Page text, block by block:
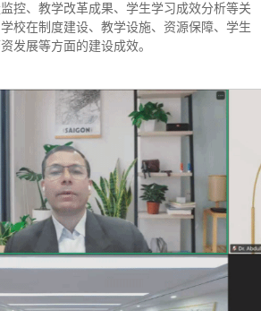
控、教学改革成果、学生学习成效分析等关
校在制度建设、教学设施、资源保障、学生
发展等方面的建设成效。